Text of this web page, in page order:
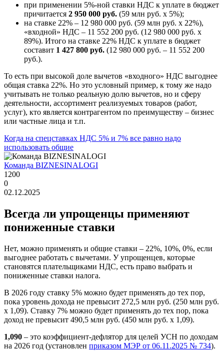
при применении 5%-ной ставки НДС к уплате в бюджет
причитается 2 950 000 руб. (59 млн руб. х 5%);
на ставке 22% – 12 980 000 руб. (59 млн руб. х 22%),
«входной» НДС – 11 552 200 руб. (12 980 000 руб. х
89%). Итого на ставке 22% НДС к уплате в бюджет
составит 1 427 800 руб. (12 980 000 руб. – 11 552 200
руб.).
То есть при высокой доле вычетов «входного» НДС выгоднее
общая ставка 22%. Но это условный пример, к тому же надо
учитывать не только реальную долю вычетов, но и сферу
деятельности, ассортимент реализуемых товаров (работ,
услуг), кто является контрагентом по преимуществу – бизнес
или частные лица и т.п.
Когда на спецставках НДС 5% и 7% все равно надо
использовать общие
Команда BIZNESINALOGI
1200
0
02.12.2025
Всегда ли упрощенцы применяют
пониженные ставки
Нет, можно применять и общие ставки – 22%, 10%, 0%, если
выгоднее работать с вычетами. У упрощенцев, которые
становятся плательщиками НДС, есть право выбрать и
пониженные ставки налога.
В 2026 году ставку 5% можно будет применять до тех пор,
пока уровень дохода не превысит 272,5 млн руб. (250 млн руб.
x 1,09). Ставку 7% можно будет применять до тех пор, пока
доход не превысит 490,5 млн руб. (450 млн руб. х 1,09).
1,090 – это коэффициент-дефлятор для целей УСН по доходам
на 2026 год (установлен приказом МЭР от 06.11.2025 № 734).